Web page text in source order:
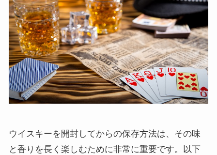
ウイスキーを開封してからの保存方法は、その味
と香りを長く楽しむために非常に重要です。以下